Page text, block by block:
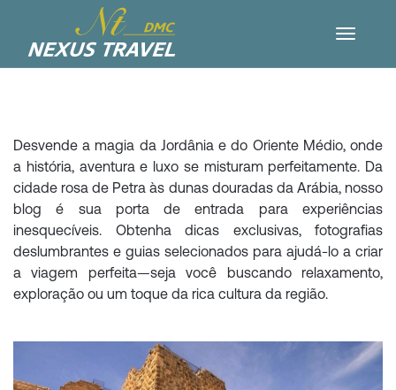
Desvende a magia da Jordânia e do Oriente Médio, onde
a história, aventura e luxo se misturam perfeitamente. Da
cidade rosa de Petra às dunas douradas da Arábia, nosso
blog é sua porta de entrada para experiências
inesquecíveis. Obtenha dicas exclusivas, fotografias
deslumbrantes e guias selecionados para ajudá-lo a criar
a viagem perfeita—seja você buscando relaxamento,
exploração ou um toque da rica cultura da região.